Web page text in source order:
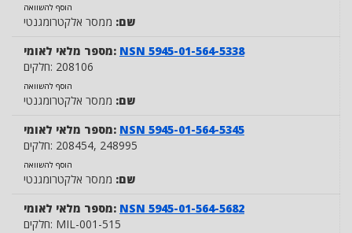
הוסף להשוואה
שם: ממסר אלקטרומגנטי
מספר מלאי לאומי: NSN 5945-01-564-5338
חלקים: 208106
הוסף להשוואה
שם: ממסר אלקטרומגנטי
מספר מלאי לאומי: NSN 5945-01-564-5345
חלקים: 208454, 248995
הוסף להשוואה
שם: ממסר אלקטרומגנטי
מספר מלאי לאומי: NSN 5945-01-564-5682
חלקים: MIL-001-515